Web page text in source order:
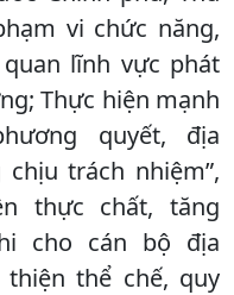
vi chức năng,
lĩnh vực phát
Thực hiện mạnh
quyết, địa
trách nhiệm”,
thực chất, tăng
cho cán bộ địa
thể chế, quy